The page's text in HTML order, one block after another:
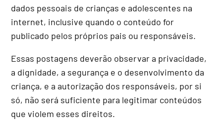
dados pessoais de crianças e adolescentes na
internet, inclusive quando o conteúdo for
publicado pelos próprios pais ou responsáveis.
Essas postagens deverão observar a privacidade,
a dignidade, a segurança e o desenvolvimento da
criança, e a autorização dos responsáveis, por si
só, não será suficiente para legitimar conteúdos
que violem esses direitos.